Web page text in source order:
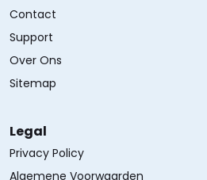
Contact
Support
Over Ons
Sitemap
Legal
Privacy Policy
Algemene Voorwaarden